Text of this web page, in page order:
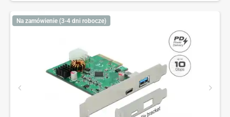
Na zamówienie (3-4 dni robocze)